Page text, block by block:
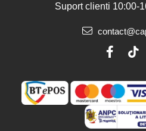
Suport clienti 10:00-